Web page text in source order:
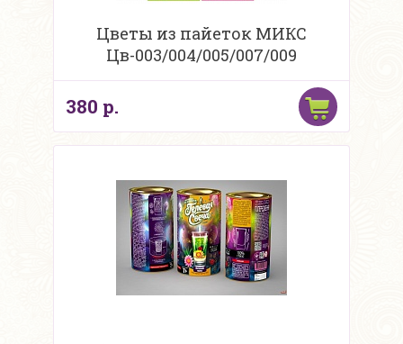
Цветы из пайеток МИКС
Цв-003/004/005/007/009
380 р.